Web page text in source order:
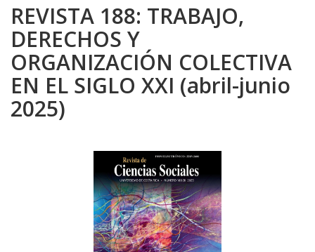
REVISTA 188: TRABAJO,
DERECHOS Y
ORGANIZACIÓN COLECTIVA
EN EL SIGLO XXI (abril-junio
2025)